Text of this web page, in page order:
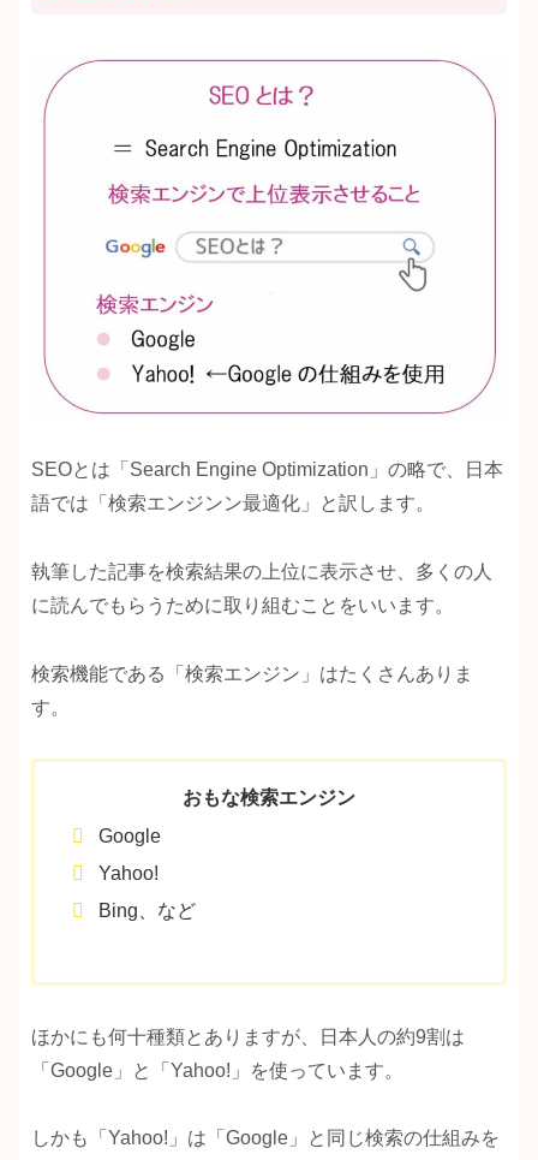
SEOとは「Search Engine Optimization」の略で、日本
語では「検索エンジンン最適化」と訳します。
執筆した記事を検索結果の上位に表示させ、多くの人
に読んでもらうために取り組むことをいいます。
検索機能である「検索エンジン」はたくさんありま
す。
おもな検索エンジン
Google
Yahoo!
Bing、など
ほかにも何十種類とありますが、日本人の約9割は
「Google」と「Yahoo!」を使っています。
しかも「Yahoo!」は「Google」と同じ検索の仕組みを